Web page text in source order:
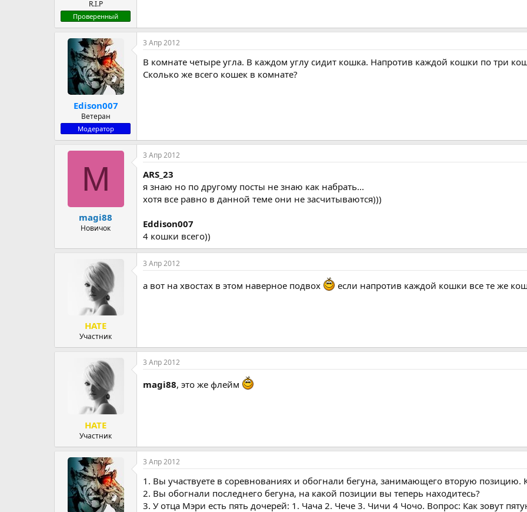
R.I.P
Проверенный
Edison007
Ветеран
Модератор
3 Апр 2012
В комнате четыре угла. В каждом углу сидит кошка. Напротив каждой кошки по три
Сколько же всего кошек в комнате?
M
magi88
Новичок
3 Апр 2012
ARS_23
я знаю но по другому посты не знаю как набрать...
хотя все равно в данной теме они не засчитываются)))
Eddison007
4 кошки всего))
HATE
Участник
3 Апр 2012
а вот на хвостах в этом наверное подвох если напротив каждой кошки все те же
HATE
Участник
3 Апр 2012
magi88, это же флейм
3 Апр 2012
1. Вы участвуете в соревнованиях и обогнали бегуна, занимающего вторую позицию.
2. Вы обогнали последнего бегуна, на какой позиции вы теперь находитесь?
3. У отца Мэри есть пять дочерей: 1. Чача 2. Чече 3. Чичи 4 Чочо. Вопрос: Как зовут